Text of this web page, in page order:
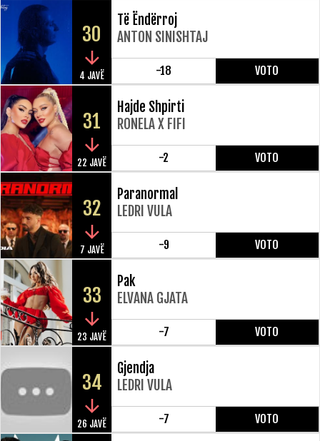
30
4 JAVË
Të Ëndërroj
ANTON SINISHTAJ
-18 VOTO
31
22 JAVË
Hajde Shpirti
RONELA X FIFI
-2 VOTO
32
7 JAVË
Paranormal
LEDRI VULA
-9 VOTO
33
23 JAVË
Pak
ELVANA GJATA
-7 VOTO
34
26 JAVË
Gjendja
LEDRI VULA
-7 VOTO